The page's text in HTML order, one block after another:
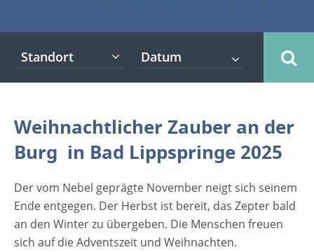
[caption id="attachment_9010"
align="alignleft" width="335"] Copyright:
sich auf die vielen und schönen
Weihnachtsmärkte in NRW, zu denen auch
der Weihnachtsmarkt in Bad
Lippspringe am Rande des Teutoburger
Waldes freut sich mit dem schönen und mit
Lichterketten verzierten Platz an der Burg auf
die Besucher des Weihnachtsmarktes, der
Standort
Weihnachtlicher Zauber an der
Burg in Bad Lippspringe 2025
Der vom Nebel geprägte November neigt sich seinem
Ende entgegen. Der Herbst ist bereit, das Zepter bald
an den Winter zu übergeben. Die Menschen freuen
sich auf die Adventszeit und Weihnachten.